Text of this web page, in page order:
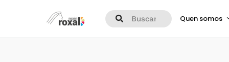
Quen somos